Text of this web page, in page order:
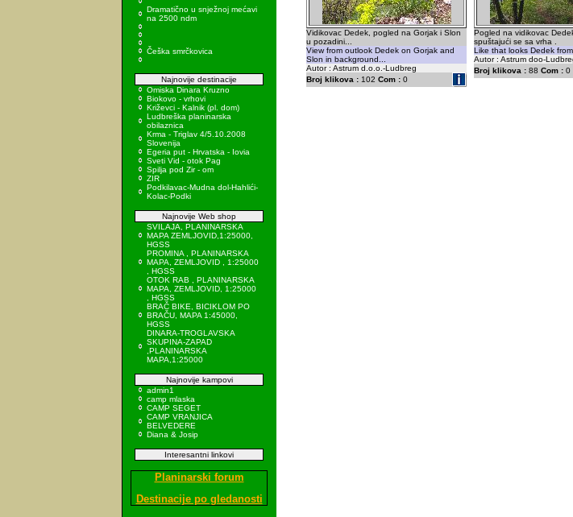
Dramatično u snježnoj mećavi
na 2500 ndm
Češka smrčkovica
Najnovije destinacije
Omiska Dinara Kruzno
Biokovo - vrhovi
Križevci - Kalnik (pl. dom)
Ludbreška planinarska
obilaznica
Krma - Triglav 4/5.10.2008
Slovenija
Egeria put - Hrvatska - Iovia
Sveti Vid - otok Pag
Spilja pod Zir - om
ZIR
Podkilavac-Mudna dol-Hahlići-
Kolac-Podki
Najnovije Web shop
SVILAJA, PLANINARSKA
MAPA ZEMLJOVID,1:25000,
HGSS
PROMINA , PLANINARSKA
MAPA, ZEMLJOVID , 1:25000
, HGSS
OTOK RAB , PLANINARSKA
MAPA, ZEMLJOVID, 1:25000
, HGSS
BRAČ BIKE, BICIKLOM PO
BRAČU, MAPA 1:45000,
HGSS
DINARA-TROGLAVSKA
SKUPINA-ZAPAD
,PLANINARSKA
MAPA,1:25000
Najnovije kampovi
admin1
camp mlaska
CAMP SEGET
CAMP VRANJICA
BELVEDERE
Diana & Josip
Interesantni linkovi
Planinarski forum
Destinacije po gledanosti
Vidikovac Dedek, pogled na Gorjak i Slon
u pozadini...
View from outlook Dedek on Gorjak and
Slon in background...
Autor : Astrum d.o.o.-Ludbreg
Broj klikova : 102 Com : 0
Pogled na vidikovac
spuštajući se sa vrha .
Like that looks Dedek
Autor : Astrum doo-
Broj klikova : 88 Com : 0